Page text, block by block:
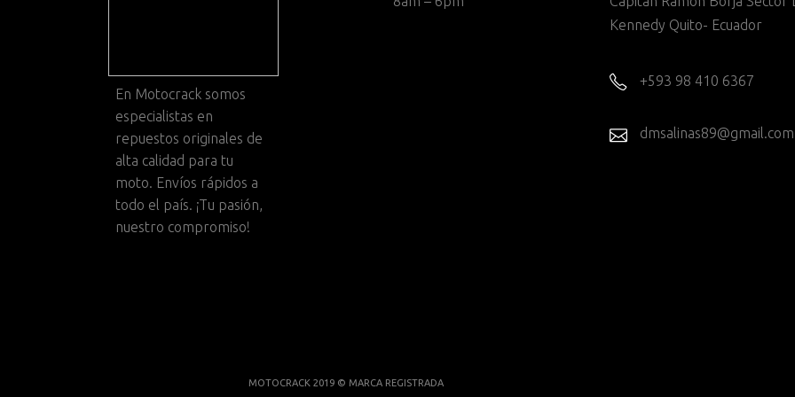
En Motocrack somos
especialistas en
repuestos originales de
alta calidad para tu
moto. Envíos rápidos a
todo el país. ¡Tu pasión,
nuestro compromiso!
Kennedy Quito- Ecuador
+593 98 410 6367
dmsalinas89@gmail.com
MOTOCRACK 2019 © MARCA REGISTRADA